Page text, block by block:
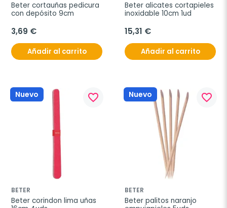
Beter cortauñas pedicura
con depósito 9cm
3,69 €
Añadir al carrito
Beter alicates cortapieles
inoxidable 10cm 1ud
15,31 €
Añadir al carrito
Nuevo favorite_border
BETER
Beter corindon lima uñas
Nuevo favorite_border
BETER
Beter palitos naranjo